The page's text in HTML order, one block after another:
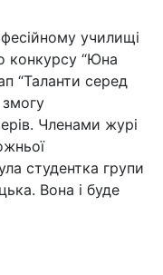
училищі
конкурсу “Юна
“Таланти серед
Членами журі
студентка групи
Вона і буде